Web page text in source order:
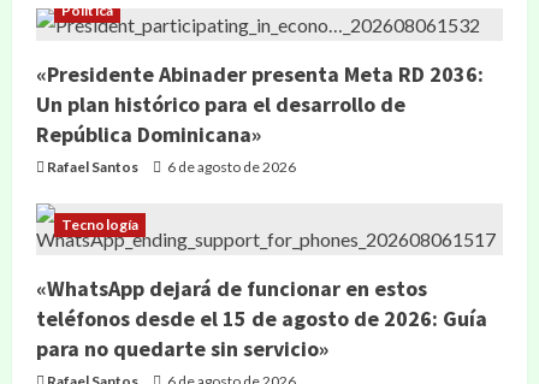
Política
«Presidente Abinader presenta Meta RD 2036:
Un plan histórico para el desarrollo de
República Dominicana»
Rafael Santos 6 de agosto de 2026
Tecnología
«WhatsApp dejará de funcionar en estos
teléfonos desde el 15 de agosto de 2026: Guía
para no quedarte sin servicio»